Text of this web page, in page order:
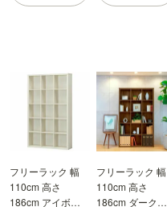
フリーラック 幅
110cm 高さ
186cm アイボリ
フリーラック 幅
110cm 高さ
186cm ダークブ